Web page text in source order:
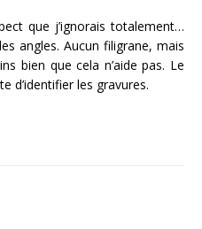
que j’ignorais totalement…
angles. Aucun filigrane, mais
bien que cela n’aide pas. Le
d’identifier les gravures.